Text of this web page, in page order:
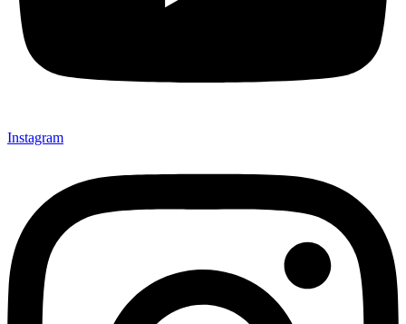
Instagram